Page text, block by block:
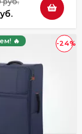
-24%
🔥